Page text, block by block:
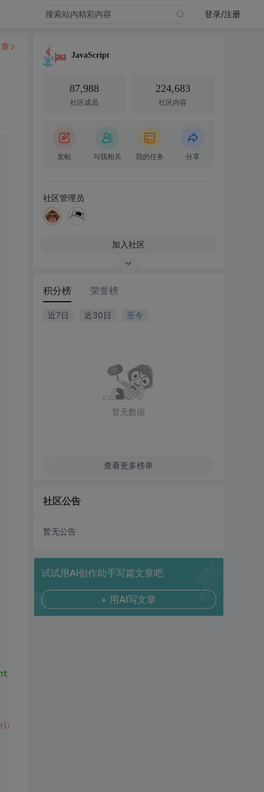
登录/注册
JavaScript
87,988
社区成员
224,683
社区内容
发帖 与我相关 我的任务 分享
社区管理员
加入社区
积分榜 荣誉榜
近7日 近30日 至今
暂无数据
查看更多榜单
社区公告
暂无公告
试试用AI创作助手写篇文章吧
+ 用AI写文章